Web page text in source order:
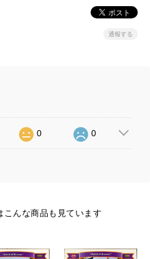
通報する
0 0
こんな商品も見ています